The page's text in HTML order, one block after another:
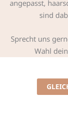
angepasst,
sind
Sprecht uns
Wahl